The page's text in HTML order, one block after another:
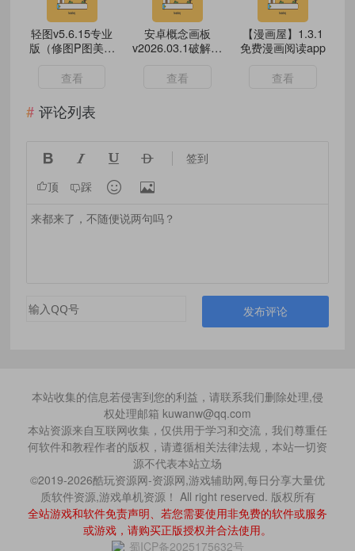
轻图v5.6.15专业
版（修图P图美颜
查看
安卓概念画板
v2026.03.1破解会
查看
【漫画屋】1.3.1
免费漫画阅读app
查看
评论列表
    签到
顶 踩  
发布评论
本站收集的信息若侵害到您的利益，请联系我们删除处理,侵
权处理邮箱 kuwanw@qq.com
本站资源来自互联网收集，仅供用于学习和交流，我们尊重任
何软件和教程作者的版权，请遵循相关法律法规，本站一切资
源不代表本站立场
©2019-2026酷玩资源网-资源网,游戏辅助网,每日分享大量优
质软件资源,游戏单机资源！ All right reserved. 版权所有
全站游戏和软件免责声明、若您需要使用非免费的软件或服务
或游戏，请购买正版授权并合法使用。
蜀ICP备2025175632号